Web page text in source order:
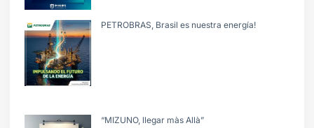
PETROBRAS, Brasil es nuestra energía!
“MIZUNO, llegar màs Allà”